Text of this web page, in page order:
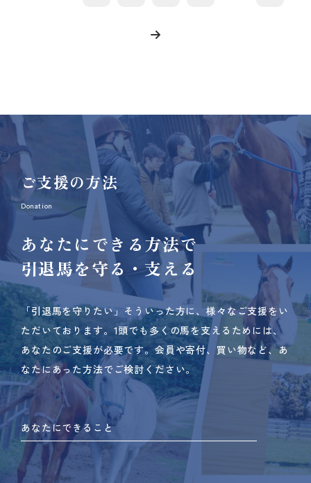
ご支援の方法
Donation
あなたにできる方法で
引退馬を守る・支える
「引退馬を守りたい」そういった方に、様々なご支援をい
ただいております。 1頭でも多くの馬を支えるためには、
あなたのご支援が必要です。 会員や寄付、買い物など、あ
なたにあった方法でご検討ください。
あなたにできること